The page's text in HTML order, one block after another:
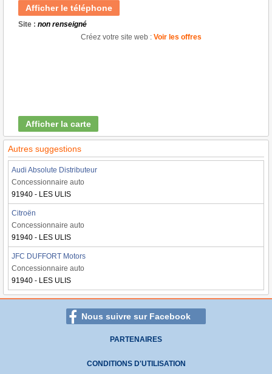
Afficher le téléphone
Site : non renseigné
Créez votre site web : Voir les offres
Afficher la carte
Autres suggestions
Audi Absolute Distributeur
Concessionnaire auto
91940 - LES ULIS
Citroën
Concessionnaire auto
91940 - LES ULIS
JFC DUFFORT Motors
Concessionnaire auto
91940 - LES ULIS
Nous suivre sur Facebook
PARTENAIRES
CONDITIONS D'UTILISATION